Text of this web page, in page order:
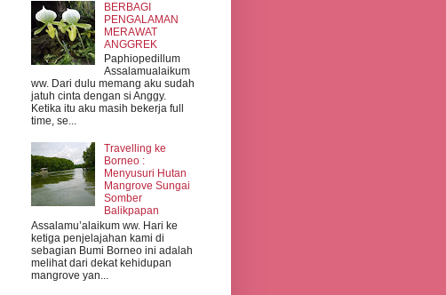
BERBAGI
PENGALAMAN
MERAWAT
ANGGREK
Paphiopedillum
Assalamualaikum
ww. Dari dulu memang aku sudah
jatuh cinta dengan si Anggy.
Ketika itu aku masih bekerja full
time, se...
Travelling ke
Borneo :
Menyusuri Hutan
Mangrove Sungai
Somber
Balikpapan
Assalamu’alaikum ww. Hari ke
ketiga penjelajahan kami di
sebagian Bumi Borneo ini adalah
melihat dari dekat kehidupan
mangrove yan...